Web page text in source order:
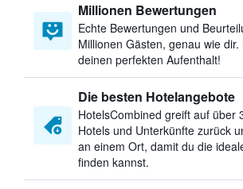
Millionen Bewertungen
Echte Bewertungen und
Millionen Gästen, genau wie dir.
deinen perfekten Aufenthalt!
Die besten Hotelangebote
HotelsCombined greift auf über
Hotels und Unterkünfte zurück
an einem Ort, damit du die
finden kannst.